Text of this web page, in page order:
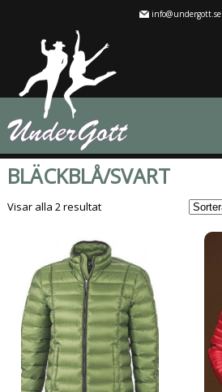
info@undergott.se
BLÄCKBLÅ/SVART
Visar alla 2 resultatSortera